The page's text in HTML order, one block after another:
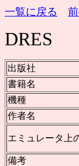
一覧に戻る
DRES
出版社
書籍名
機種
作者名
エミュレータ上
備考